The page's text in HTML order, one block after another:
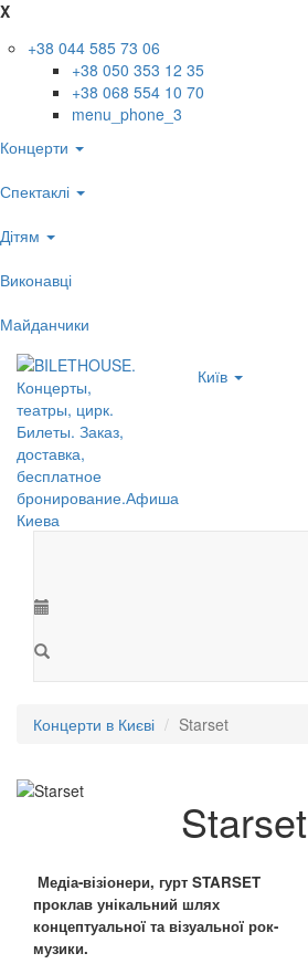
X
+38 044 585 73 06
+38 050 353 12 35
+38 068 554 10 70
menu_phone_3
Концерти
Спектаклі
Дітям
Виконавці
Майданчики
Київ
Концерти в Києві Starset
Starset
Медіа-візіонери, гурт STARSET
проклав унікальний шлях
концептуальної та візуальної рок-
музики.